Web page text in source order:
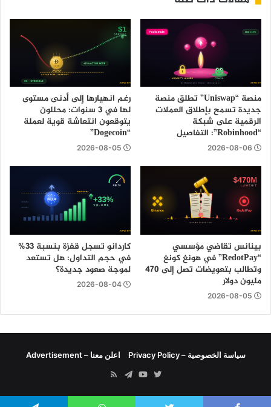
منصة “Uniswap” تطلق منصة
جديدة تسمح بإطلاق العملات
الرقمية على شبكة
“Robinhood”: التفاصيل
2026-08-06
رغم انهيارها إلى أدنى مستوى
لها في 3 سنوات: محللون
يتوقعون انتعاشة قوية لعملة
“Dogecoin”
2026-08-05
بينانس تقاضي مؤسسي
“RedotPay” في هونغ كونغ
وتطالب بتعويضات تصل إلى 470
مليون دولار
2026-08-05
كاردانو تسجل قفزة بنسبة 33%
في حجم التداول: هل تستعد
لموجة صعود جديدة؟
2026-08-04
سياسة الخصوصية – Privacy Policy اعلن معنا – Advertisement